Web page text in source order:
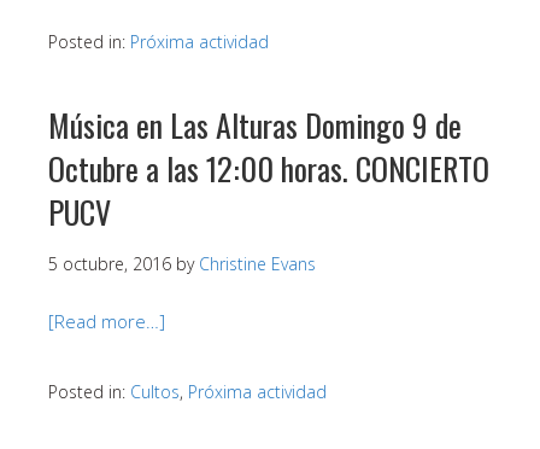
Posted in: Próxima actividad
Música en Las Alturas Domingo 9 de
Octubre a las 12:00 horas. CONCIERTO
PUCV
5 octubre, 2016 by Christine Evans
[Read more…]
Posted in: Cultos, Próxima actividad